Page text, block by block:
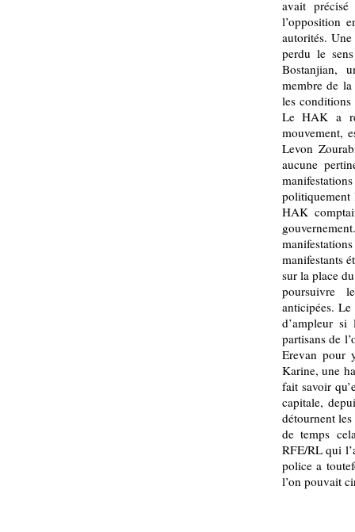
avait
l’opposition
autorités.
perdu le
Bostanjian,
membre de
les
Le HAK a
mouvement,
Levon
aucune
politiquement
HAK
manifestants
sur la place
poursuivre
anticipées.
d’ampleur si
partisans de
Erevan pour
Karine, une
fait savoir
capitale,
détournent
de temps
RFE/RL qui
police a
l’on pouvait